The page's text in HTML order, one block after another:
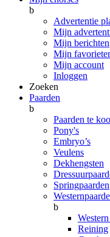
b
Advertentie
Mijn
Mijn berichten
Mijn
Mijn account
Inloggen
Zoeken
Paarden
b
Paarden te
Pony's
Embryo’s
Veulens
Dekhengsten
Springpaarden
b
Reining